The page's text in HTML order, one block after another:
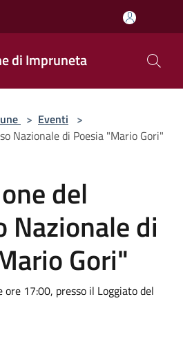
di Impruneta
> Eventi >
Nazionale di Poesia "Mario Gori"
del
Nazionale di
Gori"
17:00, presso il Loggiato del